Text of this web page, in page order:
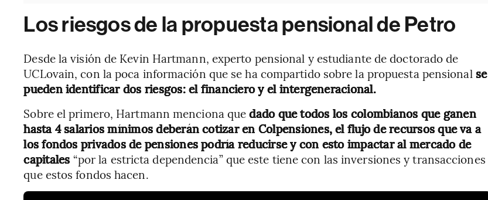
Los riesgos de la propuesta pensional de Petro
Desde la visión de Kevin Hartmann, experto pensional y estudiante de doctorado de
UCLovain, con la poca información que se ha compartido sobre la propuesta pensional se
pueden identificar dos riesgos: el financiero y el intergeneracional.
Sobre el primero, Hartmann menciona quedado que todos los colombianos que ganen
hasta 4 salarios mínimos deberán cotizar en Colpensiones, el flujo de recursos que va a
los fondos privados de pensiones podría reducirse y con esto impactar al mercado de
capitales “por la estricta dependencia” que este tiene con las inversiones y transacciones
que estos fondos hacen.